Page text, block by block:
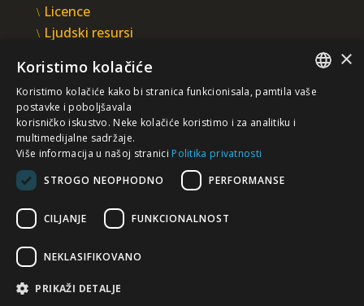
Licence
Ljudski resursi
INTEGRAL INŽENJERING A.D.
Omladinska 44, 78250 Laktaši
+387 (0)51 337 401
+387 (0)51 337 491
iicbl@integragrupa.com
www.integral.ba
Sadržaj ovog sajta služi za istovremeno informisanje
potpunost i kvalitetu predočenih informacija.
lično odgovorni za vaše izbore, akcije i rezultate – sada i u
×
Koristimo kolačiće
Koristimo kolačiće kako bi stranica funkcionisala, pamtila vaše
postavke i poboljšavala
korisničko iskustvo. Neke kolačiće koristimo i za analitiku i
multimedijalne sadržaje.
Više informacija u našoj stranici Politika privatnosti
STROGO NEOPHODNO
PERFORMANSE
CILJANJE FUNKCIONALNOST
NEKLASIFIKOVANO
PRIKAŽI DETALJE